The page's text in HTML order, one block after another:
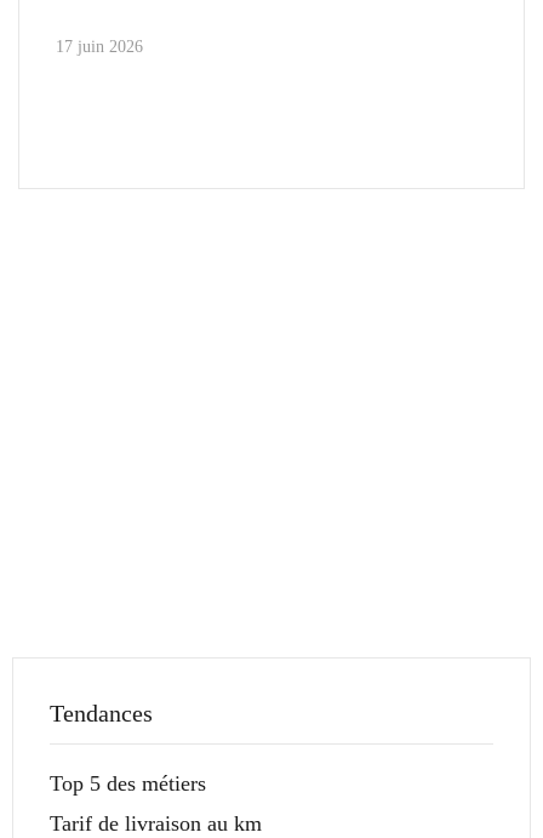
17 juin 2026
Tendances
Top 5 des métiers
Tarif de livraison au km